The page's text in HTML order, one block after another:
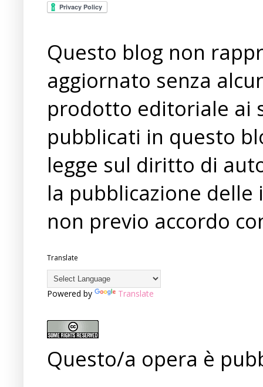
Questo blog non
aggiornato senza
prodotto editoriale ai
pubblicati in questo
legge sul diritto di
la pubblicazione
non previo accordo
Translate
Powered by Translate
Questo/a opera è